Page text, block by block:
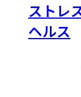
ストレ
ヘルス